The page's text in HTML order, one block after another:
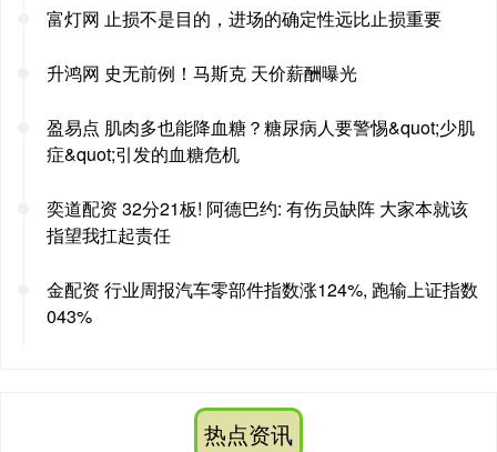
富灯网 止损不是目的，进场的确定性远比止损重要
升鸿网 史无前例！马斯克 天价薪酬曝光
盈易点 肌肉多也能降血糖？糖尿病人要警惕&quot;少肌
症&quot;引发的血糖危机
奕道配资 32分21板! 阿德巴约: 有伤员缺阵 大家本就该
指望我扛起责任
金配资 行业周报汽车零部件指数涨124%, 跑输上证指数
043%
热点资讯